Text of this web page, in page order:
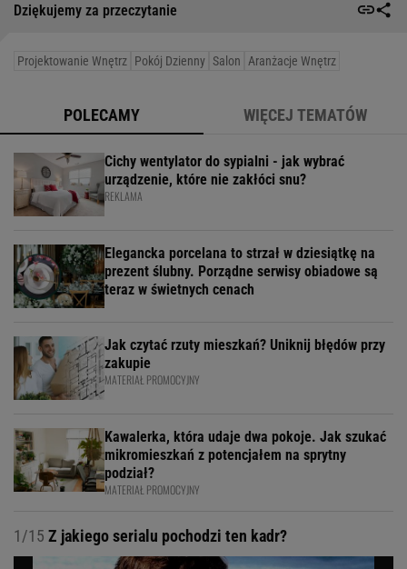
Dziękujemy za przeczytanie
Projektowanie Wnętrz Pokój Dzienny Salon Aranżacje Wnętrz
POLECAMY WIĘCEJ TEMATÓW
Cichy wentylator do sypialni - jak wybrać
urządzenie, które nie zakłóci snu?
REKLAMA
Elegancka porcelana to strzał w dziesiątkę na
prezent ślubny. Porządne serwisy obiadowe są
teraz w świetnych cenach
Jak czytać rzuty mieszkań? Uniknij błędów przy
zakupie
MATERIAŁ PROMOCYJNY
Kawalerka, która udaje dwa pokoje. Jak szukać
mikromieszkań z potencjałem na sprytny
podział?
MATERIAŁ PROMOCYJNY
1/15 Z jakiego serialu pochodzi ten kadr?